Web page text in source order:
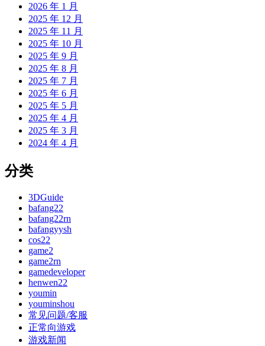
2026 年 1 月
2025 年 12 月
2025 年 11 月
2025 年 10 月
2025 年 9 月
2025 年 8 月
2025 年 7 月
2025 年 6 月
2025 年 5 月
2025 年 4 月
2025 年 3 月
2024 年 4 月
分类
3DGuide
bafang22
bafang22rn
bafangyysh
cos22
game2
game2rn
gamedeveloper
henwen22
youmin
youminshou
常见问题/客服
正常向游戏
游戏新闻